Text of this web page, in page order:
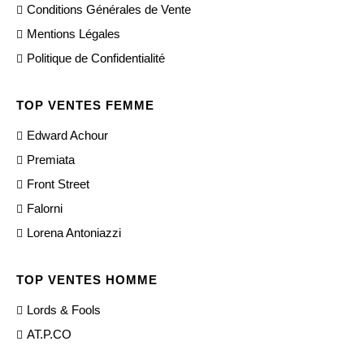
Conditions Générales de Vente
Mentions Légales
Politique de Confidentialité
TOP VENTES FEMME
Edward Achour
Premiata
Front Street
Falorni
Lorena Antoniazzi
TOP VENTES HOMME
Lords & Fools
AT.P.CO